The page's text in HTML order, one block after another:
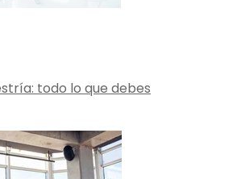
todo lo que debes